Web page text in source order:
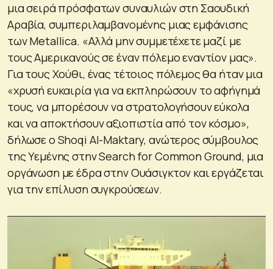
μια σειρά πρόσφατων συναυλιών στη Σαουδική
Αραβία, συμπεριλαμβανομένης μιας εμφάνισης
των Metallica. «Αλλά μην συμμετέχετε μαζί με
τους Αμερικανούς σε έναν πόλεμο εναντίον μας».
Για τους Χούθι, ένας τέτοιος πόλεμος θα ήταν μια
«χρυσή ευκαιρία για να εκπληρώσουν το αφήγημά
τους, να μπορέσουν να στρατολογήσουν εύκολα
και να αποκτήσουν αξιοπιστία από τον κόσμο»,
δήλωσε ο Shoqi Al-Maktary, ανώτερος σύμβουλος
της Υεμένης στην Search for Common Ground, μια
οργάνωση με έδρα στην Ουάσιγκτον και εργάζεται
για την επίλυση συγκρούσεων.